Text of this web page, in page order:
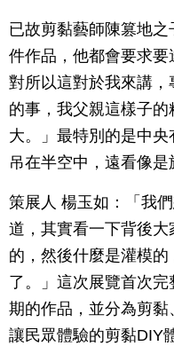
已故剪黏藝師陳篡地
件作品，他都會要求要
對所以這對於我來講
的事，我父親這樣子
大。」最特別的是中
吊在半空中，遠看像是
策展人 楊玉如：「我
道，其實看一下背後
的，然後什麼是灌模
了。」這次展覽首次
期的作品，並分為剪
讓民眾體驗的剪黏DIY